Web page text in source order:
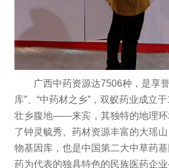
广西中药资源达7506种，是享誉
库”、“中药材之乡”，双蚁药业成立
壮乡腹地——来宾，其独特的地理环
了钟灵毓秀、药材资源丰富的大瑶
物基因库，也是中国第二大中草药
药为代表的独具特色的民族医药企